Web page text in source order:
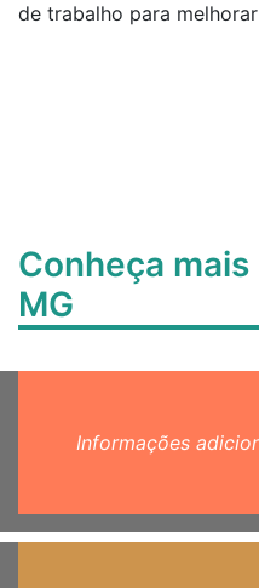
de trabalho para
Conheça mais
MG
Informações